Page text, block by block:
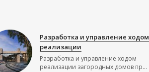
Разработка и управление ходом
реализации
Разработка и управление ходом
реализации загородных домов пр...